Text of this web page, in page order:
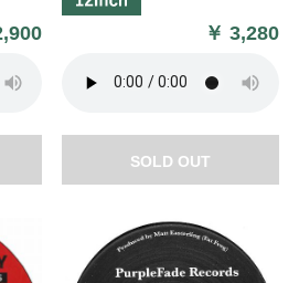
￥3,280
SOLD OUT